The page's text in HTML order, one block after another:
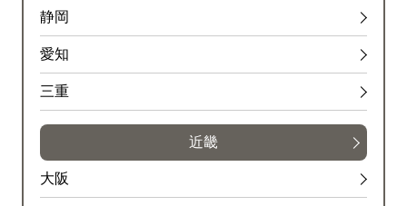
静岡
愛知
三重
近畿
大阪